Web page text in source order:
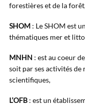
forestières et de la
SHOM : Le SHOM est
thématiques mer et
MNHN : est au coeur
soit par ses activités
scientifiques,
L’OFB : est un